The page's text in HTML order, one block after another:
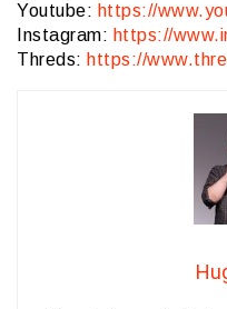
Youtube: https://
Instagram: https://
Threds: https://